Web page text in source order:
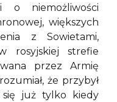
o niemożliwości
większych
z Sowietami,
rosyjskiej strefie
przez Armię
że przybył
już tylko kiedy